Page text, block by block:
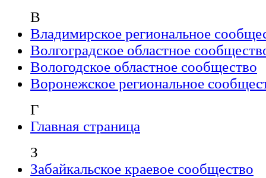
В
Владимирское региональное
Волгоградское областное
Вологодское областное сообщество
Воронежское региональное
Г
Главная страница
З
Забайкальское краевое сообщество